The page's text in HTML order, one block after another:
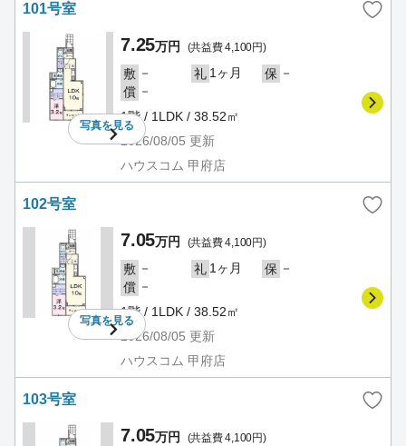
101号室
写真を見る
7.25万円 (共益費 4,100円)
敷 － 礼 1ヶ月 保 －
償 －
1階 / 1LDK / 38.52㎡
2026/08/05 更新
ハウスコム 甲府店
102号室
写真を見る
7.05万円 (共益費 4,100円)
敷 － 礼 1ヶ月 保 －
償 －
1階 / 1LDK / 38.52㎡
2026/08/05 更新
ハウスコム 甲府店
103号室
7.05万円 (共益費 4,100円)